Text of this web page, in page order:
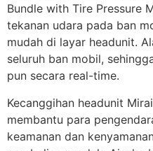
Bundle with Tire Pressure
tekanan udara pada ban
mudah di layar headunit.
seluruh ban mobil,
pun secara real-time.
Kecanggihan headunit
membantu para
keamanan dan